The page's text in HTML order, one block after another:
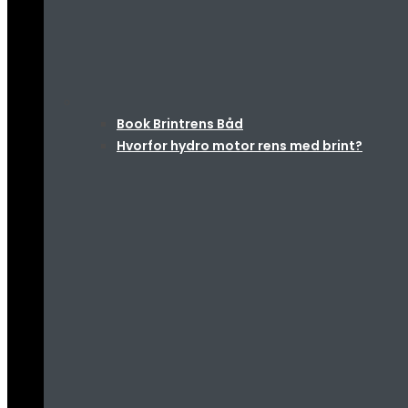
Book Brintrens Båd
Hvorfor hydro motor rens med brint?